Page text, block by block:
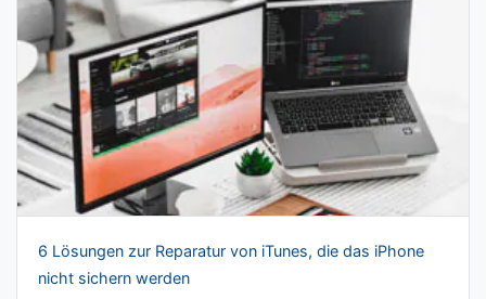
6 Lösungen zur Reparatur von iTunes, die das iPhone
nicht sichern werden